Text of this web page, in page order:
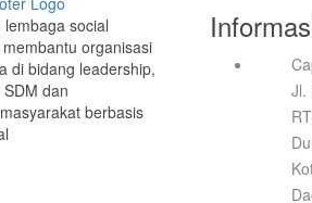
social
organisasi
di bidang leadership,
dan
berbasis
Jl.